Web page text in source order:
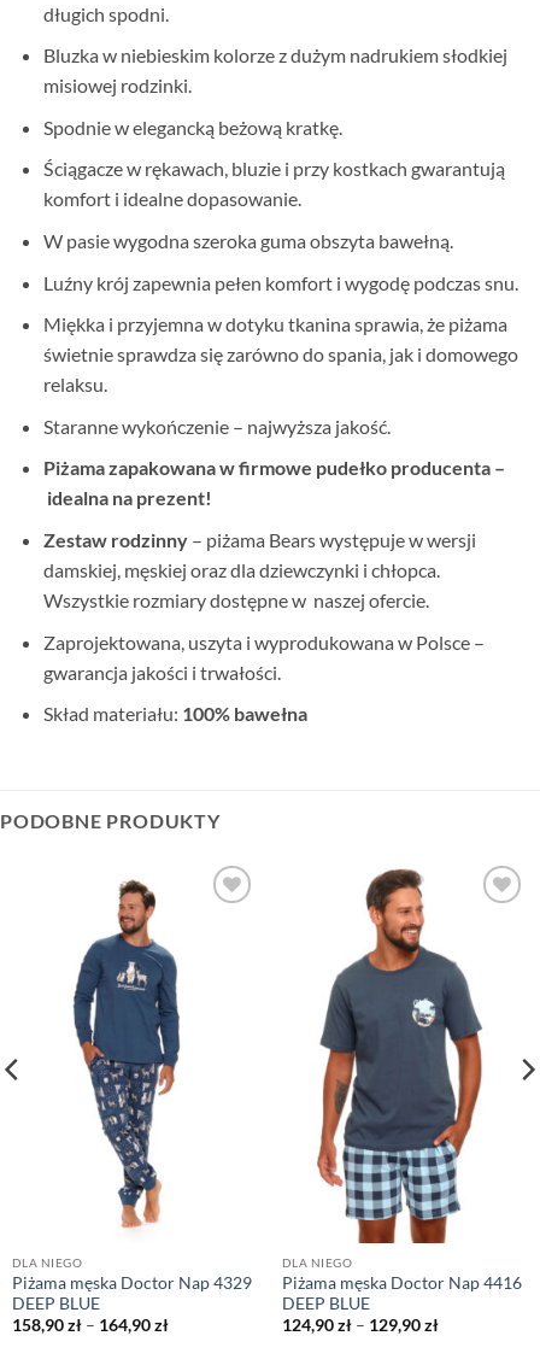
długich spodni.
Bluzka w niebieskim kolorze z dużym nadrukiem słodkiej
misiowej rodzinki.
Spodnie w elegancką beżową kratkę.
Ściągacze w rękawach, bluzie i przy kostkach gwarantują
komfort i idealne dopasowanie.
W pasie wygodna szeroka guma obszyta bawełną.
Luźny krój zapewnia pełen komfort i wygodę podczas snu.
Miękka i przyjemna w dotyku tkanina sprawia, że piżama
świetnie sprawdza się zarówno do spania, jak i domowego
relaksu.
Staranne wykończenie – najwyższa jakość.
Piżama zapakowana w firmowe pudełko producenta –
idealna na prezent!
Zestaw rodzinny– piżama Bears występuje w wersji
damskiej, męskiej oraz dla dziewczynki i chłopca.
Wszystkie rozmiary dostępne w naszej ofercie.
Zaprojektowana, uszyta i wyprodukowana w Polsce –
gwarancja jakości i trwałości.
Skład materiału: 100% bawełna
PODOBNE PRODUKTY
DLA NIEGO
Piżama męska Doctor Nap 4329
DEEP BLUE
158,90zł – 164,90złZakres
DLA NIEGO
Piżama męska Doctor Nap 4416
DEEP BLUE
124,90zł – 129,90złZakres